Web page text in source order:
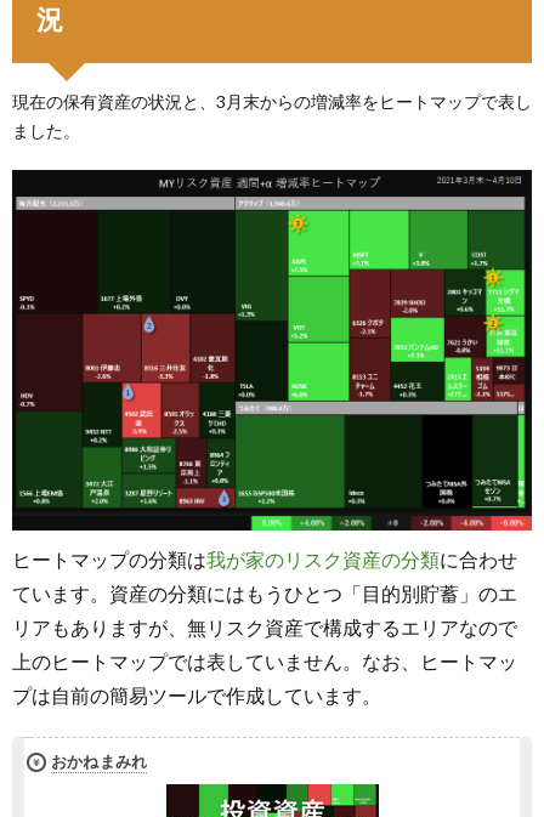
況
現在の保有資産の状況と、3月末からの増減率をヒートマップで表し
ました。
ヒートマップの分類は我が家のリスク資産の分類に合わせ
ています。 資産の分類にはもうひとつ「目的別貯蓄」のエ
リアもありますが、無リスク資産で構成するエリアなので
上のヒートマップでは表していません。なお、ヒートマッ
プは自前の簡易ツールで作成しています。